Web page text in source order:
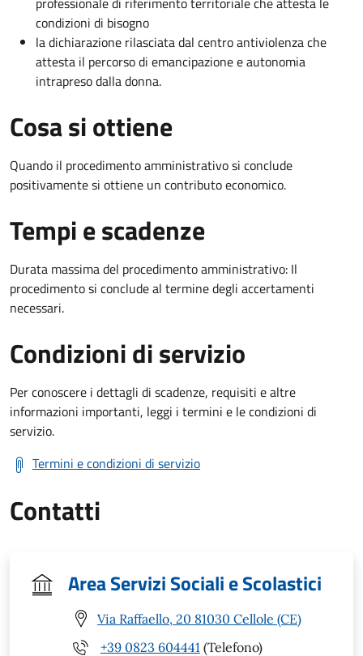
condizioni di bisogno
la dichiarazione rilasciata dal centro antiviolenza che
attesta il percorso di emancipazione e autonomia
intrapreso dalla donna.
Cosa si ottiene
Quando il procedimento amministrativo si conclude
positivamente si ottiene un contributo economico.
Tempi e scadenze
Durata massima del procedimento amministrativo: Il
procedimento si conclude al termine degli accertamenti
necessari.
Condizioni di servizio
Per conoscere i dettagli di scadenze, requisiti e altre
informazioni importanti, leggi i termini e le condizioni di
servizio.
Termini e condizioni di servizio
Contatti
Area Servizi Sociali e Scolastici
Via Raffaello, 20 81030 Cellole (CE)
+39 0823 604441 (Telefono)